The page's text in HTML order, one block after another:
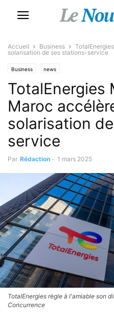
Accueil Business
solarisation de ses stations-service
Business news
TotalEnergies
Maroc
solarisation
service
Par Rédaction - 1 mars 2025
TotalEnergies règle à l'amiable son
Concurrence